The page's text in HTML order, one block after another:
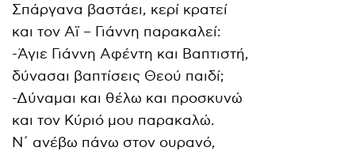
Σπάργανα βαστάει, κερί κρατεί
και τον Αϊ – Γιάννη παρακαλεί:
-Άγιε Γιάννη Αφέντη και Βαπτιστή,
δύνασαι βαπτίσεις Θεού παιδί;
-Δύναμαι και θέλω και προσκυνώ
και τον Κύριό μου παρακαλώ.
Ν΄ ανέβω πάνω στον ουρανό,